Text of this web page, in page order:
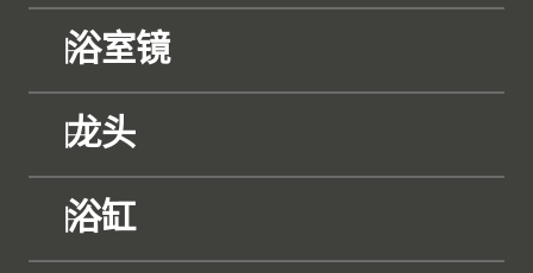
浴室镜
龙头
浴缸